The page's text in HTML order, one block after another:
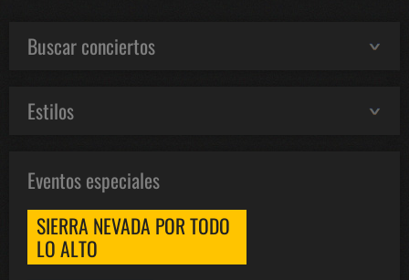
Buscar conciertos
Estilos
Eventos especiales
SIERRA NEVADA POR TODO
LO ALTO